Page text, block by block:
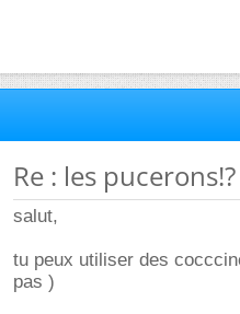
Re : les pucerons!?
salut,
tu peux utiliser des
pas )